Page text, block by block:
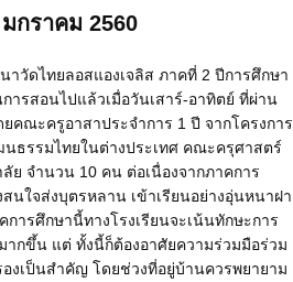
กราคม 2560
าวัดไทยลอสแองเจลิส ภาคที่ 2 ปีการศึกษา
การสอนไปแล้วเมื่อวันเสาร์-อาทิตย์ ที่ผ่าน
คณะครูอาสาประจำการ 1 ปี จากโครงการ
ธรรมไทยในต่างประเทศ คณะครุศาสตร์
ย จำนวน 10 คน ต่อเนื่องจากภาคการ
นใจส่งบุตรหลาน เข้าเรียนอย่างอุ่นหนาฝา
การศึกษานี้ทางโรงเรียนจะเน้นทักษะการ
ากขึ้น แต่ ทั้งนี้ก็ต้องอาศัยความร่วมมือร่วม
องเป็นสำคัญ โดยช่วงที่อยู่บ้านควรพยายาม